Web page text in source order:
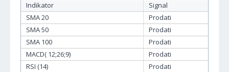
Indikator
Signal
SMA 20
Prodati
SMA 50
Prodati
SMA 100
Prodati
MACD( 12;26;9)
Prodati
RSI (14)
Prodati